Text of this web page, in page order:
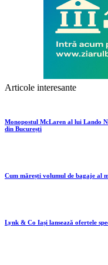
Articole interesante
Monopostul McLaren al lui Lando
din București
Cum mărești volumul de bagaje al
Lynk & Co Iași lansează ofertele